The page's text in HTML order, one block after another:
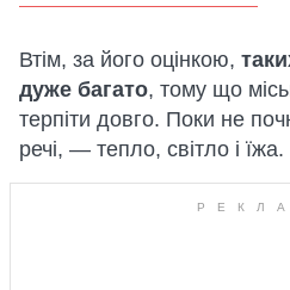
Втім, за його оцінкою,
дуже багато, тому що
терпіти довго. Поки не
речі, — тепло, світло і їжа.